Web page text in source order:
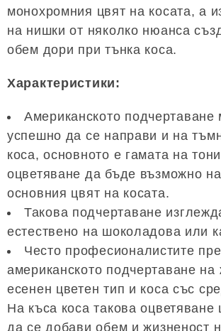
монохромния цвят на косата, а
на нишки от няколко нюанса
обем дори при тънка коса.
Характеристики:
Американското подчертаване
успешно да се направи и на
коса, основното е гамата на
оцветяване да бъде възможно
основния цвят на косата.
Такова подчертаване
естествено на шоколадова или
Често професионалистите
американското подчертаване на
есенен цветен тип и коса със
На къса коса такова
да се добави обем и жизненост